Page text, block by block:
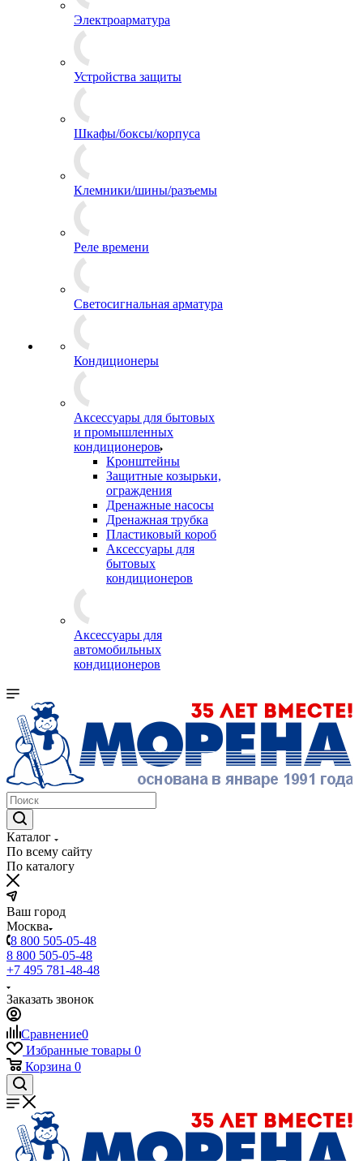
Электроарматура
Устройства защиты
Шкафы/боксы/корпуса
Клемники/шины/разъемы
Реле времени
Светосигнальная арматура
Кондиционеры
Аксессуары для бытовых
и промышленных
кондиционеров
Кронштейны
Защитные козырьки,
ограждения
Дренажные насосы
Дренажная трубка
Пластиковый короб
Аксессуары для
бытовых
кондиционеров
Аксессуары для
автомобильных
кондиционеров
Каталог
По всему сайту
По каталогу
Ваш город
Москва
8 800 505-05-48
8 800 505-05-48
+7 495 781-48-48
Заказать звонок
Сравнение0
Избранные товары 0
Корзина 0